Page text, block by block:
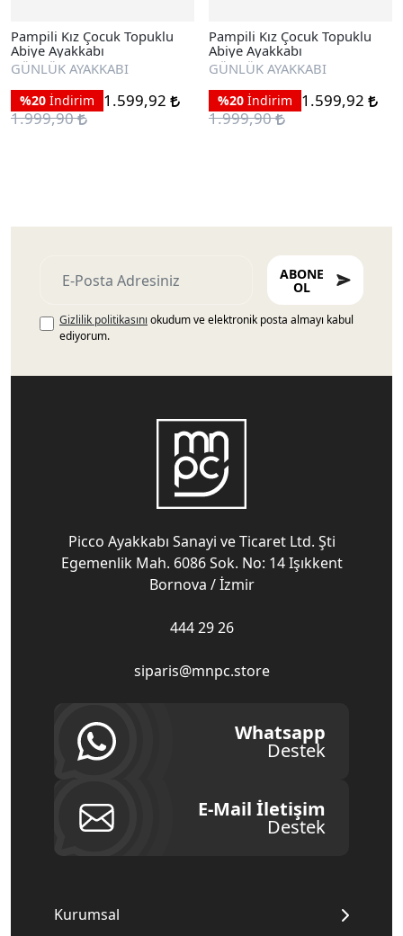
Pampili Kız Çocuk Topuklu
Abiye Ayakkabı
GÜNLÜK AYAKKABI
%20 İndirim
1.599,92
1.999,90
Pampili Kız Çocuk Topuklu
Abiye Ayakkabı
GÜNLÜK AYAKKABI
%20 İndirim
1.599,92
1.999,90
ABONE
OL
Gizlilik politikasını okudum ve elektronik posta almayı kabul
ediyorum.
Picco Ayakkabı Sanayi ve Ticaret Ltd. Şti
Egemenlik Mah. 6086 Sok. No: 14 Işıkkent
Bornova / İzmir
444 29 26
siparis@mnpc.store
Whatsapp
Destek
E-Mail İletişim
Destek
Kurumsal